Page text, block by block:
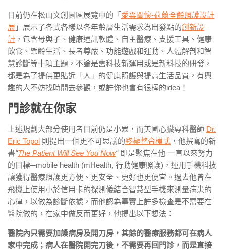
目前仍在松山文創園區展覽中的「 愛與關懷-荷蘭全齡照護設計
展 」展示了各式各樣以各年齡層生活需求為出發點的創新設
計 ，包含母與子、健康通訊軟體、自主醫療、支援工具、健康
飲食、樂齡生活、長者尊嚴、功能遊戲和運動、人體解剖和智
慧診斷等十項主題，不論是舊科技新運用或是新科技的研發，
都是為了提供更貼近「人」的健康照護與提高生活品質，有興
趣的人不妨找時間去參觀，或許你也會有很棒的idea！
門診就在你家
上述規劃大部分使用者目前仍是小眾，而美國心臟專科醫師 Dr.
Eric Topol 則提出一個更不可思議的終極整合模式 ，他撰寫的新
書“The Patient Will See You Now“即是聚焦在他 一直以來努力
的目標─mobile health (mHealth, 行動健康照護)，運用手機科技
讓獲得醫療照護更方便、更安全、更好也更便宜。過去他曾在
飛機上使用小於信用卡的探測儀結合智慧型手機來測量病患的
心律，以做為診斷依據，而他認為事實上許多檢查是不需要在
醫院做的，在家中做反而更好，他提出以下想法：
醫院內只需要加護病房及開刀房，其餘的醫療服務都可在病人
家中完成；病人在醫院開完刀後，不需要再回門診，而是直接